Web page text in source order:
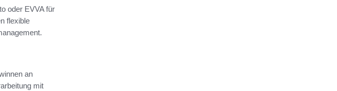
oder EVVA für
flexible
an
mit